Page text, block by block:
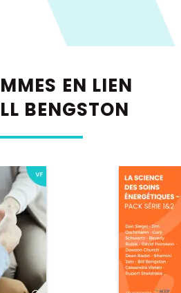
EN LIEN
BENGSTON